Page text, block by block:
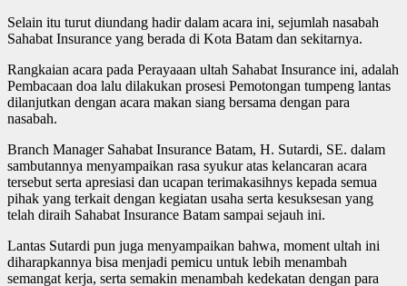
Selain itu turut diundang hadir dalam acara ini, sejumlah nasabah
Sahabat Insurance yang berada di Kota Batam dan sekitarnya.
Rangkaian acara pada Perayaaan ultah Sahabat Insurance ini, adalah
Pembacaan doa lalu dilakukan prosesi Pemotongan tumpeng lantas
dilanjutkan dengan acara makan siang bersama dengan para
nasabah.
Branch Manager Sahabat Insurance Batam, H. Sutardi, SE. dalam
sambutannya menyampaikan rasa syukur atas kelancaran acara
tersebut serta apresiasi dan ucapan terimakasihnys kepada semua
pihak yang terkait dengan kegiatan usaha serta kesuksesan yang
telah diraih Sahabat Insurance Batam sampai sejauh ini.
Lantas Sutardi pun juga menyampaikan bahwa, moment ultah ini
diharapkannya bisa menjadi pemicu untuk lebih menambah
semangat kerja, serta semakin menambah kedekatan dengan para